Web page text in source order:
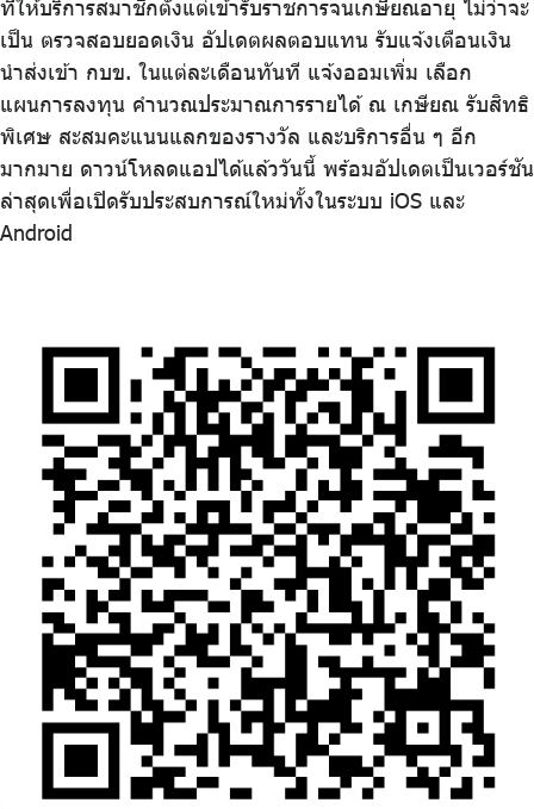
ที่ให้บริการสมาชิกตั้งแต่เข้ารับราชการจนเกษียณอายุ ไม่ว่าจะ
เป็น ตรวจสอบยอดเงิน อัปเดตผลตอบแทน รับแจ้งเตือนเงิน
นำส่งเข้า กบข. ในแต่ละเดือนทันที แจ้งออมเพิ่ม เลือก
แผนการลงทุน คำนวณประมาณการรายได้ ณ เกษียณ รับสิทธิ
พิเศษ สะสมคะแนนแลกของรางวัล และบริการอื่น ๆ อีก
มากมาย ดาวน์โหลดแอปได้แล้ววันนี้ พร้อมอัปเดตเป็นเวอร์ชัน
ล่าสุดเพื่อเปิดรับประสบการณ์ใหม่ทั้งในระบบ iOS และ
Android